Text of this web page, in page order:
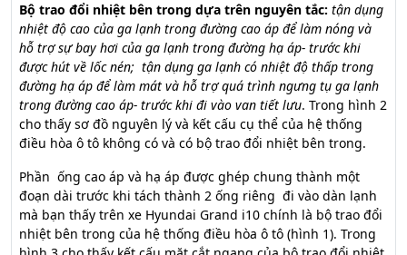
Bộ trao đổi nhiệt bên trong dựa trên nguyên tắc: tận dụng
nhiệt độ cao của ga lạnh trong đường cao áp để làm nóng và
hỗ trợ sự bay hơi của ga lạnh trong đường hạ áp- trước khi
được hút về lốc nén; tận dụng ga lạnh có nhiệt độ thấp trong
đường hạ áp để làm mát và hỗ trợ quá trình ngưng tụ ga lạnh
trong đường cao áp- trước khi đi vào van tiết lưu. Trong hình 2
cho thấy sơ đồ nguyên lý và kết cấu cụ thể của hệ thống
điều hòa ô tô không có và có bộ trao đổi nhiệt bên trong.
Phần ống cao áp và hạ áp được ghép chung thành một
đoạn dài trước khi tách thành 2 ống riêng đi vào dàn lạnh
mà bạn thấy trên xe Hyundai Grand i10 chính là bộ trao đổi
nhiệt bên trong của hệ thống điều hòa ô tô (hình 1). Trong